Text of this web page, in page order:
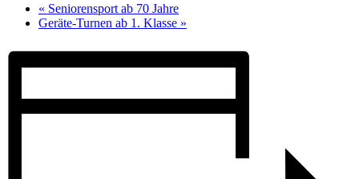
« Seniorensport ab 70 Jahre
Geräte-Turnen ab 1. Klasse »